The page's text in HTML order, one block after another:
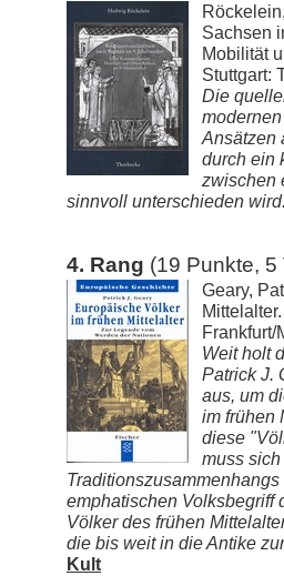
Sachsen
Mobilität
Stuttgart:
Die
Ansätzen
durch ein
zwischen
sinnvoll unterschieden
4. Rang (19 Punkte, 5
Geary,
Frankfurt/
Weit holt
Patrick J.
aus, um
im frühen
diese
muss
emphatischen Volksbegriff
Völker des frühen
die bis weit in die Antike
Kult